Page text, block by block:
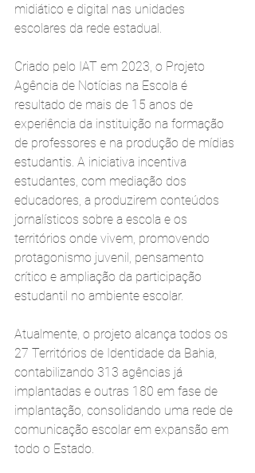
midiático e digital nas unidades
escolares da rede estadual.
Criado pelo IAT em 2023, o Projeto
Agência de Notícias na Escola é
resultado de mais de 15 anos de
experiência da instituição na formação
de professores e na produção de mídias
estudantis. A iniciativa incentiva
estudantes, com mediação dos
educadores, a produzirem conteúdos
jornalísticos sobre a escola e os
territórios onde vivem, promovendo
protagonismo juvenil, pensamento
crítico e ampliação da participação
estudantil no ambiente escolar.
Atualmente, o projeto alcança todos os
27 Territórios de Identidade da Bahia,
contabilizando 313 agências já
implantadas e outras 180 em fase de
implantação, consolidando uma rede de
comunicação escolar em expansão em
todo o Estado.